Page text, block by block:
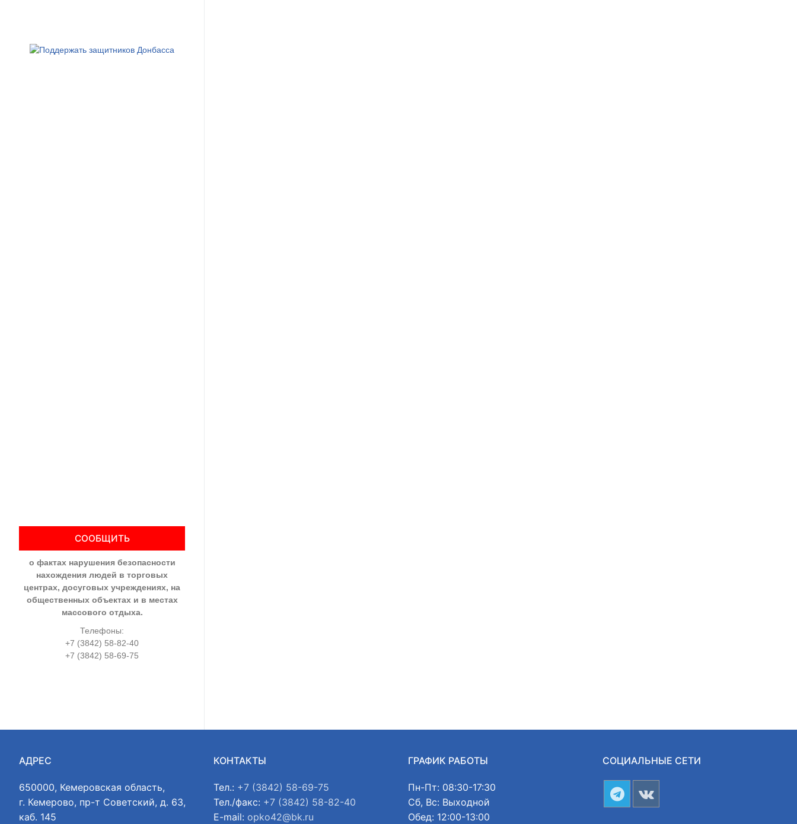
СООБЩИТЬ
о фактах нарушения безопасности
нахождения людей в торговых
центрах, досуговых учреждениях, на
общественных объектах и в местах
массового отдыха.
Телефоны:
+7 (3842) 58-82-40
+7 (3842) 58-69-75
АДРЕС
650000, Кемеровская область,
г. Кемерово, пр-т Советский, д. 63,
каб. 145
КОНТАКТЫ
Тел.: +7 (3842) 58-69-75
Тел./факс: +7 (3842) 58-82-40
E-mail: opko42@bk.ru
ГРАФИК РАБОТЫ
Пн-Пт: 08:30-17:30
Сб, Вс: Выходной
Обед: 12:00-13:00
СОЦИАЛЬНЫЕ СЕТИ